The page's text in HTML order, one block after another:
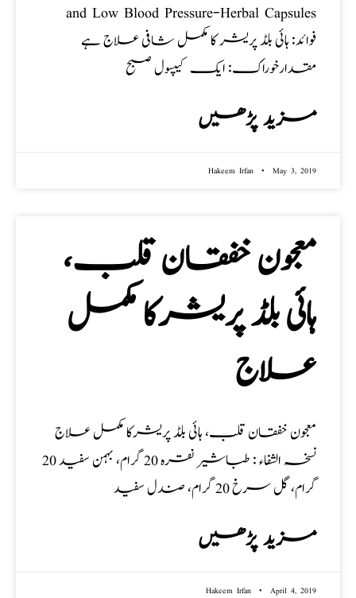
and Low Blood Pressure-Herbal Capsules
فوائد: ہائی بلڈ پریشر کا مکمل شافی علاج ہے
مقدارخوراک: ایک کیپسول صبح
مزید پڑھیں
Hakeem Irfan May 3, 2019
معجون خفقان قلب،
ہائی بلڈ پریشرکا مکمل
علاج
معجون خفقان قلب، ہائی بلڈ پریشرکا مکمل علاج
نسخہ الشفاء : طباشیر نقرہ 20 گرام، بہمن سفید 20
گرام، گل سرخ 20 گرام، صندل سفید
مزید پڑھیں
Hakeem Irfan April 4, 2019